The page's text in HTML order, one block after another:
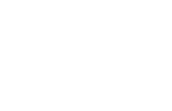
désinscrire à tout moment en